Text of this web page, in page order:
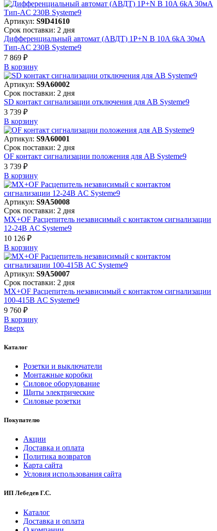
Артикул: S9D41610
Срок поставки: 2 дня
Дифференциальный автомат (АВДТ) 1P+N B 10A 6kA 30мА
Тип-AC 230В Systeme9
7 869 ₽
В корзинy
Артикул: S9A60002
Срок поставки: 2 дня
SD контакт сигнализации отключения для АВ Systeme9
3 739 ₽
В корзинy
Артикул: S9A60001
Срок поставки: 2 дня
OF контакт сигнализации положения для АВ Systeme9
3 739 ₽
В корзинy
Артикул: S9A50008
Срок поставки: 2 дня
MX+OF Расцепитель независимый с контактом сигнализации
12-24В AC Systeme9
10 126 ₽
В корзинy
Артикул: S9A50007
Срок поставки: 2 дня
MX+OF Расцепитель независимый с контактом сигнализации
100-415В AC Systeme9
9 760 ₽
В корзинy
Вверх
Каталог
Розетки и выключатели
Монтажные коробки
Силовое оборудование
Щиты электрические
Силовые розетки
Покупателю
Акции
Доставка и оплата
Политика возвратов
Карта сайта
Условия использования сайта
ИП Лебедев Г.С.
Каталог
Доставка и оплата